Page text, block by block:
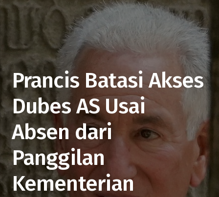
Prancis Batasi Akses
Dubes AS Usai
Absen dari
Panggilan
Kementerian